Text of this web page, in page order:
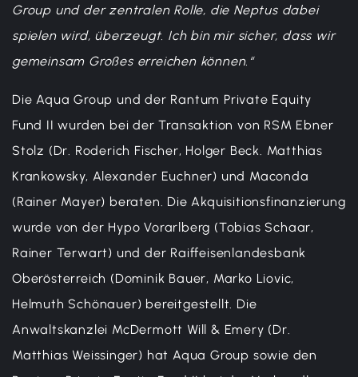
Group und der zentralen Rolle, die Neptus dabei
spielen wird, überzeugt. Ich bin mir sicher, dass wir
gemeinsam Großes erreichen können.“
Die Aqua Group und der Rantum Private Equity
Fund II wurden bei der Transaktion von RSM Ebner
Stolz (Dr. Roderich Fischer, Holger Beck. Matthias
Krankowsky, Alexander Euchner) und Maconda
(Rainer Mayer) beraten. Die Akquisitionsfinanzierung
wurde von der Hypo Vorarlberg (Tobias Schaar,
Rainer Terwart) und der Raiffeisenlandesbank
Oberösterreich (Dominik Bauer, Marko Liovic,
Helmuth Schönauer) bereitgestellt. Die
Anwaltskanzlei McDermott Will & Emery (Dr.
Matthias Weissinger) hat Aqua Group sowie den